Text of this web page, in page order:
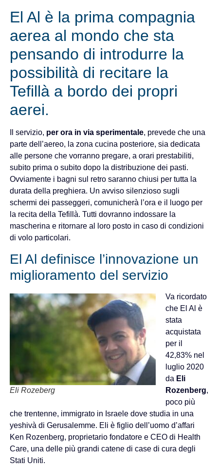
El Al è la prima compagnia
aerea al mondo che sta
pensando di introdurre la
possibilità di recitare la
Tefillà a bordo dei propri
aerei.
Il servizio, per ora in via sperimentale, prevede che una
parte dell’aereo, la zona cucina posteriore, sia dedicata
alle persone che vorranno pregare, a orari prestabiliti,
subito prima o subito dopo la distribuzione dei pasti.
Ovviamente i bagni sul retro saranno chiusi per tutta la
durata della preghiera. Un avviso silenzioso sugli
schermi dei passeggeri, comunicherà l’ora e il luogo per
la recita della Tefillà. Tutti dovranno indossare la
mascherina e ritornare al loro posto in caso di condizioni
di volo particolari.
El Al definisce l’innovazione un
miglioramento del servizio
Eli Rozeberg
Va ricordato
che El Al è
stata
acquistata
per il
42,83% nel
luglio 2020
da Eli
Rozenberg,
poco più
che trentenne, immigrato in Israele dove studia in una
yeshivà di Gerusalemme. Eli è figlio dell’uomo d’affari
Ken Rozenberg, proprietario fondatore e CEO di Health
Care, una delle più grandi catene di case di cura degli
Stati Uniti.